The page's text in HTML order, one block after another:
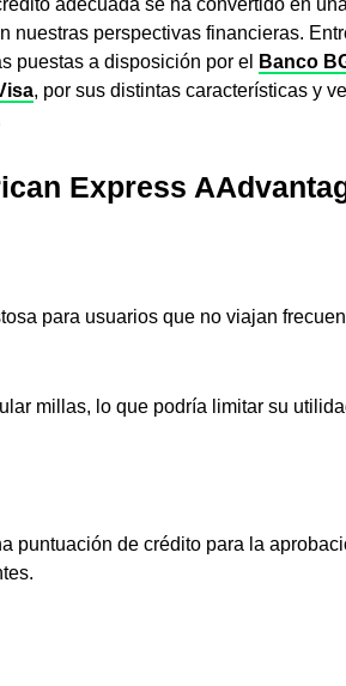
nuestras perspectivas financieras.
puestas a disposición por el
Banco
, por sus distintas características y
Express
para usuarios que no viajan
millas, lo que podría limitar su
puntuación de crédito para la